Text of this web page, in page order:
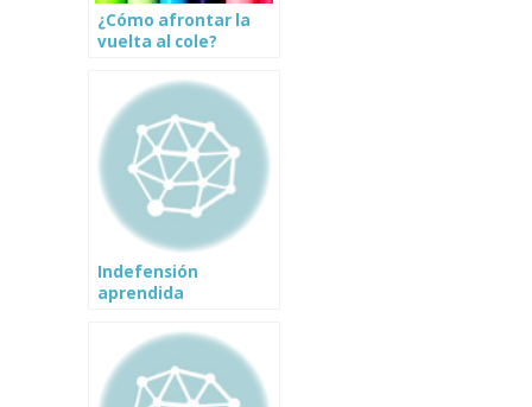
¿Cómo afrontar la
vuelta al cole?
Indefensión
aprendida